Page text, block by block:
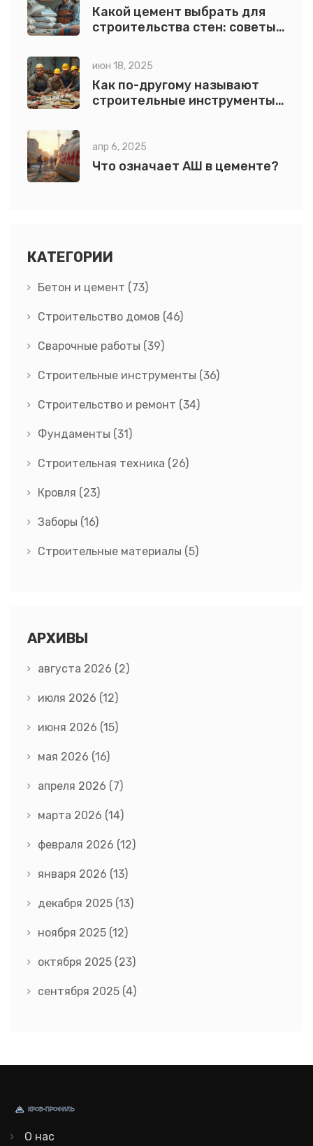
Какой цемент выбрать для
строительства стен: советы,
июн 18, 2025
Как по-другому называют
строительные инструменты:
апр 6, 2025
Что означает АШ в цементе?
КАТЕГОРИИ
Бетон и цемент (73)
Строительство домов (46)
Сварочные работы (39)
Строительные инструменты (36)
Строительство и ремонт (34)
Фундаменты (31)
Строительная техника (26)
Кровля (23)
Заборы (16)
Строительные материалы (5)
АРХИВЫ
августа 2026 (2)
июля 2026 (12)
июня 2026 (15)
мая 2026 (16)
апреля 2026 (7)
марта 2026 (14)
февраля 2026 (12)
января 2026 (13)
декабря 2025 (13)
ноября 2025 (12)
октября 2025 (23)
сентября 2025 (4)
О нас